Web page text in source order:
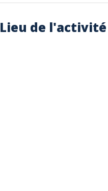
Lieu de l'activité